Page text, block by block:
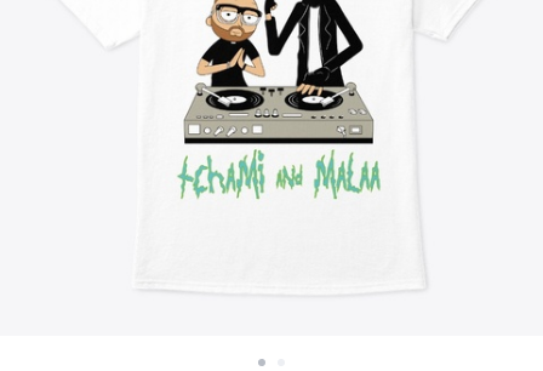
Überall verkaufen
Etwas verkaufen
Women's Comfort Tee
20,00 $